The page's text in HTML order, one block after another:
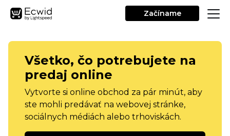
Začíname
Všetko, čo potrebujete na
predaj online
Vytvorte si online obchod za pár minút, aby
ste mohli predávať na webovej stránke,
sociálnych médiách alebo trhoviskách.